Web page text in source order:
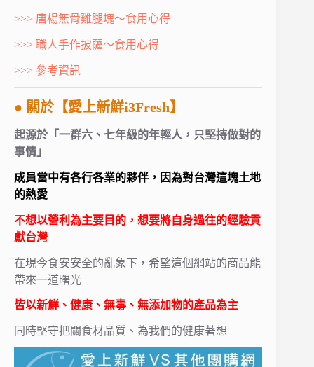
>>> 唐楊無骨雞腿塊～食用心得
>>> 職人手作披薩～食用心得
>>> 參考資訊
● 關於【愛上新鮮i3Fresh】
起源於「一群六、七年級的年輕人，只堅持做對的
事情」
成員當中有各行各業的夥伴，因為對台灣這塊土地
的熱愛
不想以營利為主要目的，想要將自身過往的經驗貢
獻台灣
在現今食安安全的亂象下，希望這個網站的商品能
帶來一道曙光
皆以新鮮、健康、無毒、無添加物的產品為主
同時堅守把關食材品質、為我們的健康著想